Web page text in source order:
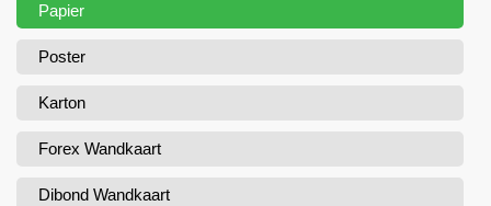
Papier
Poster
Karton
Forex Wandkaart
Dibond Wandkaart